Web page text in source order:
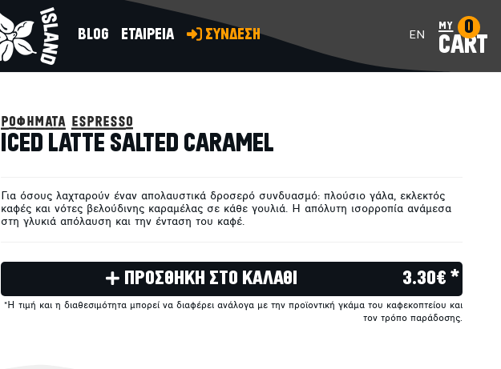
BLOG ΕΤΑΙΡΕΙΑ ΣΥΝΔΕΣΗ EN my
CART
0
ροφήματα espresso
ICED LATTE SALTED CARAMEL
Για όσους λαχταρούν έναν απολαυστικά δροσερό συνδυασμό: πλούσιο γάλα, εκλεκτός
καφές και νότες βελούδινης καραμέλας σε κάθε γουλιά. Η απόλυτη ισορροπία ανάμεσα
στη γλυκιά απόλαυση και την ένταση του καφέ.
ΠΡΟΣΘΗΚΗ ΣΤΟ ΚΑΛΑΘΙ 3.30€ *
*Η τιμή και η διαθεσιμότητα μπορεί να διαφέρει ανάλογα με την προϊοντική γκάμα του καφεκοπτείου και
τον τρόπο παράδοσης.